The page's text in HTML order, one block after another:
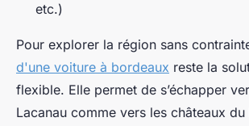
etc.)
Pour explorer la région sans
d'une voiture à bordeaux reste la
flexible. Elle permet de s’échapper
Lacanau comme vers les châteaux